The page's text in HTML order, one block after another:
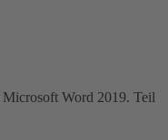
Word 2019. Teil